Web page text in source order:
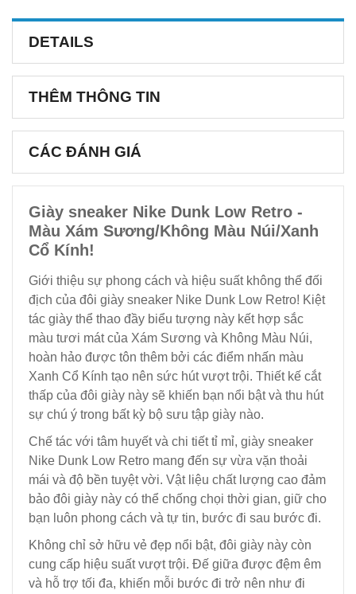
DETAILS
THÊM THÔNG TIN
CÁC ĐÁNH GIÁ
Giày sneaker Nike Dunk Low Retro -
Màu Xám Sương/Không Màu Núi/Xanh
Cổ Kính!
Giới thiệu sự phong cách và hiệu suất không thể đối
địch của đôi giày sneaker Nike Dunk Low Retro! Kiệt
tác giày thể thao đầy biểu tượng này kết hợp sắc
màu tươi mát của Xám Sương và Không Màu Núi,
hoàn hảo được tôn thêm bởi các điểm nhấn màu
Xanh Cổ Kính tạo nên sức hút vượt trội. Thiết kế cắt
thấp của đôi giày này sẽ khiến bạn nổi bật và thu hút
sự chú ý trong bất kỳ bộ sưu tập giày nào.
Chế tác với tâm huyết và chi tiết tỉ mỉ, giày sneaker
Nike Dunk Low Retro mang đến sự vừa vặn thoải
mái và độ bền tuyệt vời. Vật liệu chất lượng cao đảm
bảo đôi giày này có thể chống chọi thời gian, giữ cho
bạn luôn phong cách và tự tin, bước đi sau bước đi.
Không chỉ sở hữu vẻ đẹp nổi bật, đôi giày này còn
cung cấp hiệu suất vượt trội. Đế giữa được đệm êm
và hỗ trợ tối đa, khiến mỗi bước đi trở nên như đi